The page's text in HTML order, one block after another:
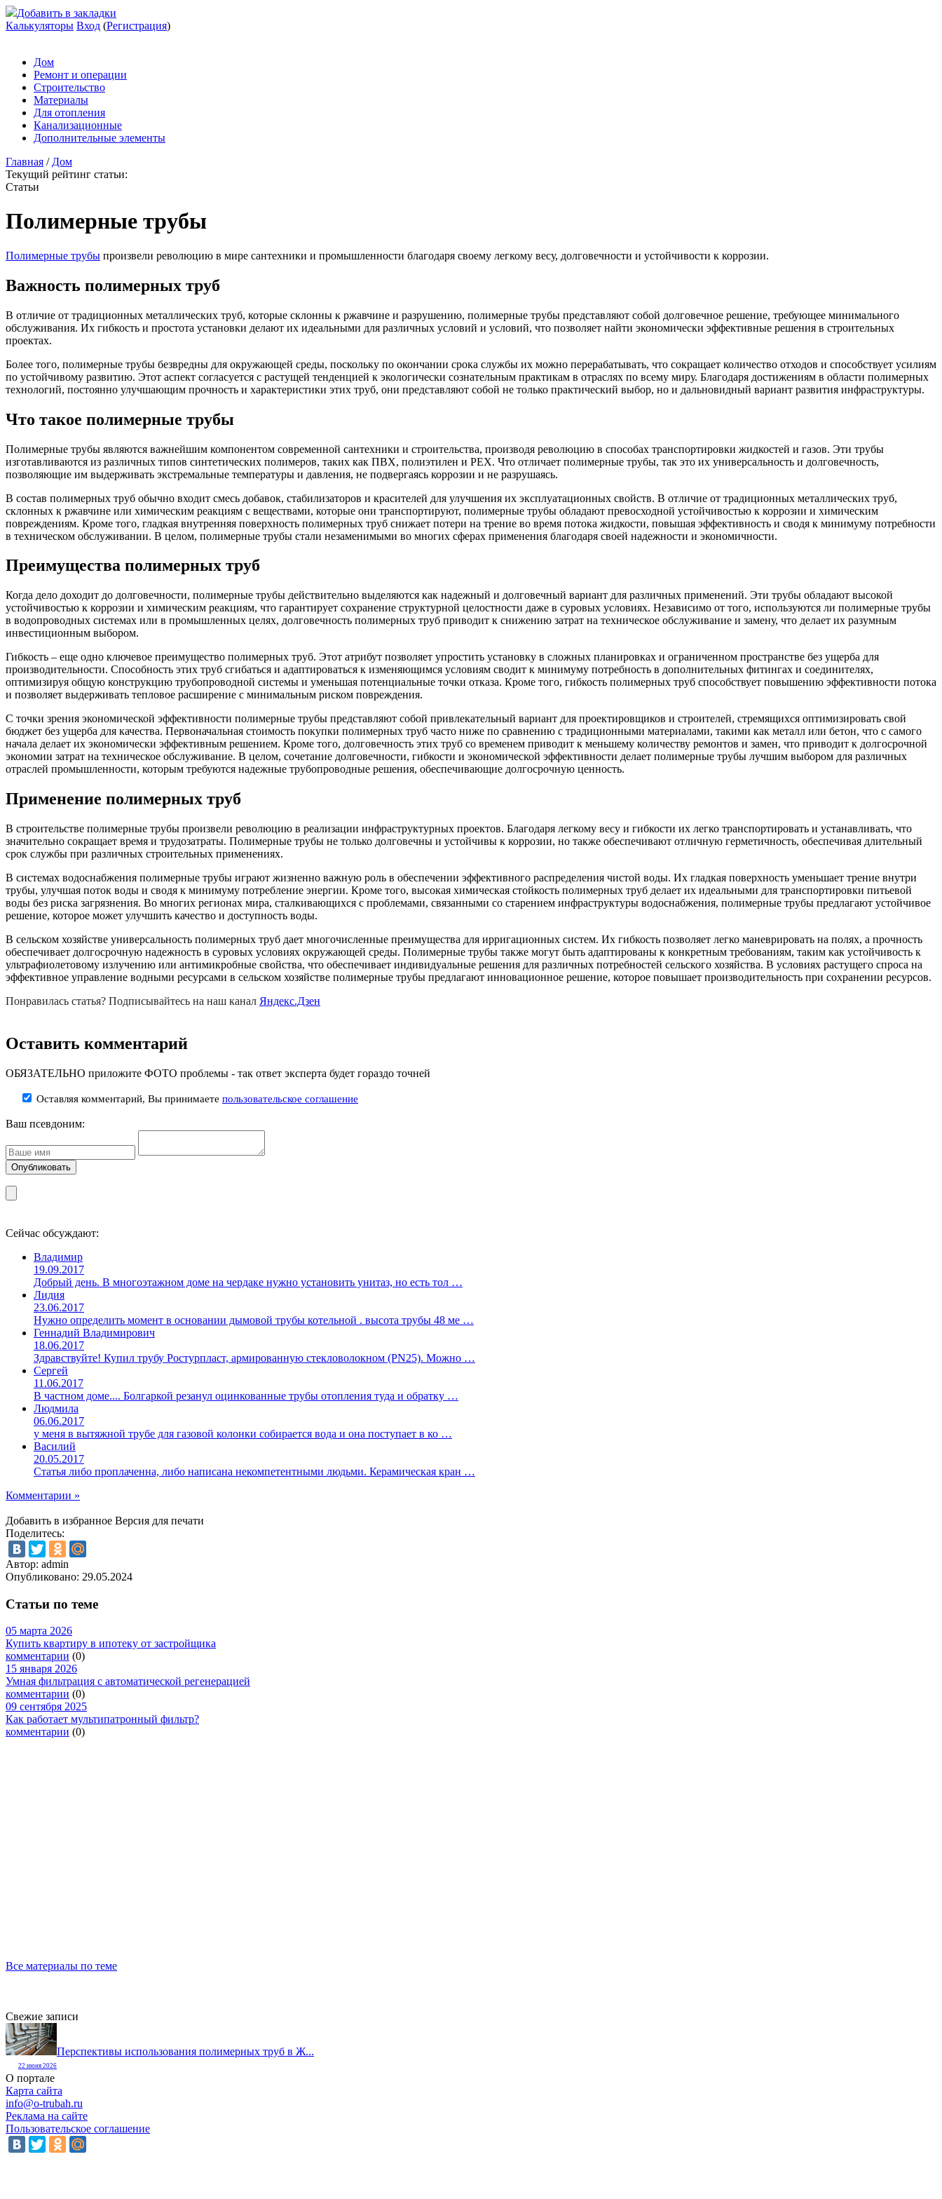
Добавить в закладки
Калькуляторы Вход (Регистрация)
Дом
Ремонт и операции
Строительство
Материалы
Для отопления
Канализационные
Дополнительные элементы
Главная / Дом
Текущий рейтинг статьи:
Статьи
Полимерные трубы
Полимерные трубы произвели революцию в мире сантехники и промышленности благодаря своему легкому весу, долговечности и устойчивости к коррозии.
Важность полимерных труб
В отличие от традиционных металлических труб, которые склонны к ржавчине и разрушению, полимерные трубы представляют собой долговечное решение, требующее минимального
обслуживания. Их гибкость и простота установки делают их идеальными для различных условий и условий, что позволяет найти экономически эффективные решения в строительных
проектах.
Более того, полимерные трубы безвредны для окружающей среды, поскольку по окончании срока службы их можно перерабатывать, что сокращает количество отходов и способствует усилиям
по устойчивому развитию. Этот аспект согласуется с растущей тенденцией к экологически сознательным практикам в отраслях по всему миру. Благодаря достижениям в области полимерных
технологий, постоянно улучшающим прочность и характеристики этих труб, они представляют собой не только практический выбор, но и дальновидный вариант развития инфраструктуры.
Что такое полимерные трубы
Полимерные трубы являются важнейшим компонентом современной сантехники и строительства, производя революцию в способах транспортировки жидкостей и газов. Эти трубы
изготавливаются из различных типов синтетических полимеров, таких как ПВХ, полиэтилен и PEX. Что отличает полимерные трубы, так это их универсальность и долговечность,
позволяющие им выдерживать экстремальные температуры и давления, не подвергаясь коррозии и не разрушаясь.
В состав полимерных труб обычно входит смесь добавок, стабилизаторов и красителей для улучшения их эксплуатационных свойств. В отличие от традиционных металлических труб,
склонных к ржавчине или химическим реакциям с веществами, которые они транспортируют, полимерные трубы обладают превосходной устойчивостью к коррозии и химическим
повреждениям. Кроме того, гладкая внутренняя поверхность полимерных труб снижает потери на трение во время потока жидкости, повышая эффективность и сводя к минимуму потребности
в техническом обслуживании. В целом, полимерные трубы стали незаменимыми во многих сферах применения благодаря своей надежности и экономичности.
Преимущества полимерных труб
Когда дело доходит до долговечности, полимерные трубы действительно выделяются как надежный и долговечный вариант для различных применений. Эти трубы обладают высокой
устойчивостью к коррозии и химическим реакциям, что гарантирует сохранение структурной целостности даже в суровых условиях. Независимо от того, используются ли полимерные трубы
в водопроводных системах или в промышленных целях, долговечность полимерных труб приводит к снижению затрат на техническое обслуживание и замену, что делает их разумным
инвестиционным выбором.
Гибкость – еще одно ключевое преимущество полимерных труб. Этот атрибут позволяет упростить установку в сложных планировках и ограниченном пространстве без ущерба для
производительности. Способность этих труб сгибаться и адаптироваться к изменяющимся условиям сводит к минимуму потребность в дополнительных фитингах и соединителях,
оптимизируя общую конструкцию трубопроводной системы и уменьшая потенциальные точки отказа. Кроме того, гибкость полимерных труб способствует повышению эффективности потока
и позволяет выдерживать тепловое расширение с минимальным риском повреждения.
С точки зрения экономической эффективности полимерные трубы представляют собой привлекательный вариант для проектировщиков и строителей, стремящихся оптимизировать свой
бюджет без ущерба для качества. Первоначальная стоимость покупки полимерных труб часто ниже по сравнению с традиционными материалами, такими как металл или бетон, что с самого
начала делает их экономически эффективным решением. Кроме того, долговечность этих труб со временем приводит к меньшему количеству ремонтов и замен, что приводит к долгосрочной
экономии затрат на техническое обслуживание. В целом, сочетание долговечности, гибкости и экономической эффективности делает полимерные трубы лучшим выбором для различных
отраслей промышленности, которым требуются надежные трубопроводные решения, обеспечивающие долгосрочную ценность.
Применение полимерных труб
В строительстве полимерные трубы произвели революцию в реализации инфраструктурных проектов. Благодаря легкому весу и гибкости их легко транспортировать и устанавливать, что
значительно сокращает время и трудозатраты. Полимерные трубы не только долговечны и устойчивы к коррозии, но также обеспечивают отличную герметичность, обеспечивая длительный
срок службы при различных строительных применениях.
В системах водоснабжения полимерные трубы играют жизненно важную роль в обеспечении эффективного распределения чистой воды. Их гладкая поверхность уменьшает трение внутри
трубы, улучшая поток воды и сводя к минимуму потребление энергии. Кроме того, высокая химическая стойкость полимерных труб делает их идеальными для транспортировки питьевой
воды без риска загрязнения. Во многих регионах мира, сталкивающихся с проблемами, связанными со старением инфраструктуры водоснабжения, полимерные трубы предлагают устойчивое
решение, которое может улучшить качество и доступность воды.
В сельском хозяйстве универсальность полимерных труб дает многочисленные преимущества для ирригационных систем. Их гибкость позволяет легко маневрировать на полях, а прочность
обеспечивает долгосрочную надежность в суровых условиях окружающей среды. Полимерные трубы также могут быть адаптированы к конкретным требованиям, таким как устойчивость к
ультрафиолетовому излучению или антимикробные свойства, что обеспечивает индивидуальные решения для различных потребностей сельского хозяйства. В условиях растущего спроса на
эффективное управление водными ресурсами в сельском хозяйстве полимерные трубы предлагают инновационное решение, которое повышает производительность при сохранении ресурсов.
Понравилась статья? Подписывайтесь на наш канал Яндекс.Дзен
Оставить комментарий
ОБЯЗАТЕЛЬНО приложите ФОТО проблемы - так ответ эксперта будет гораздо точней
Оставляя комментарий, Вы принимаете пользовательское соглашение
Ваш псевдоним:
Сейчас обсуждают:
Владимир
19.09.2017
Добрый день. В многоэтажном доме на чердаке нужно установить унитаз, но есть тол …
Лидия
23.06.2017
Нужно определить момент в основании дымовой трубы котельной . высота трубы 48 ме …
Геннадий Владимирович
18.06.2017
Здравствуйте! Купил трубу Ростурпласт, армированную стекловолокном (PN25). Можно …
Сергей
11.06.2017
В частном доме.... Болгаркой резанул оцинкованные трубы отопления туда и обратку …
Людмила
06.06.2017
у меня в вытяжной трубе для газовой колонки собирается вода и она поступает в ко …
Василий
20.05.2017
Статья либо проплаченна, либо написана некомпетентными людьми. Керамическая кран …
Комментарии »
Добавить в избранное Версия для печати
Поделитесь:
Автор: admin
Опубликовано: 29.05.2024
Статьи по теме
05 марта 2026
Купить квартиру в ипотеку от застройщика
комментарии (0)
15 января 2026
Умная фильтрация с автоматической регенерацией
комментарии (0)
09 сентября 2025
Как работает мультипатронный фильтр?
комментарии (0)
Все материалы по теме
Свежие записи
Перспективы использования полимерных труб в Ж...
22 июня 2026
О портале
Карта сайта
info@o-trubah.ru
Реклама на сайте
Пользовательское соглашение